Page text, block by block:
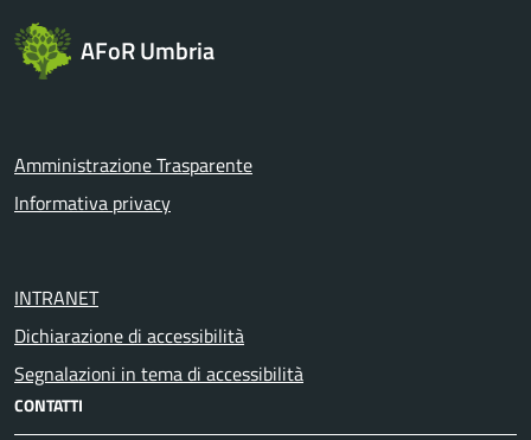
AFoR Umbria
Amministrazione Trasparente
Informativa privacy
INTRANET
Dichiarazione di accessibilità
Segnalazioni in tema di accessibilità
CONTATTI